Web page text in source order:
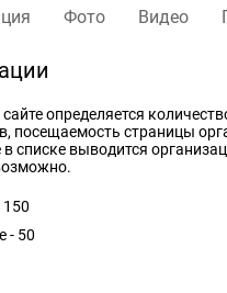
Фото Видео
определяется
посещаемость страницы
списке выводится
- 50